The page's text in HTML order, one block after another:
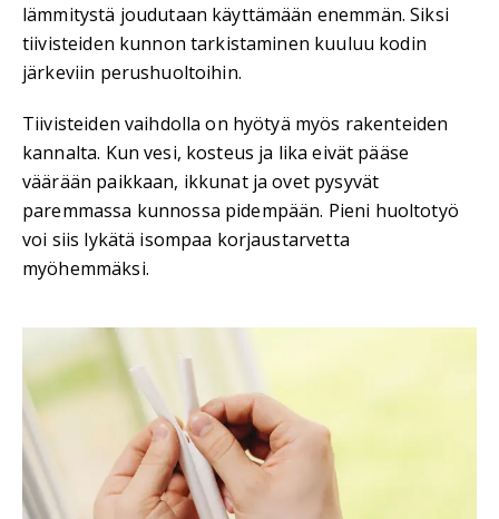
lämmitystä joudutaan käyttämään enemmän. Siksi
tiivisteiden kunnon tarkistaminen kuuluu kodin
järkeviin perushuoltoihin.
Tiivisteiden vaihdolla on hyötyä myös rakenteiden
kannalta. Kun vesi, kosteus ja lika eivät pääse
väärään paikkaan, ikkunat ja ovet pysyvät
paremmassa kunnossa pidempään. Pieni huoltotyö
voi siis lykätä isompaa korjaustarvetta
myöhemmäksi.